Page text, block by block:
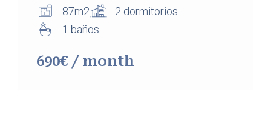
87m2
2 dormitorios
1 baños
690€ / month